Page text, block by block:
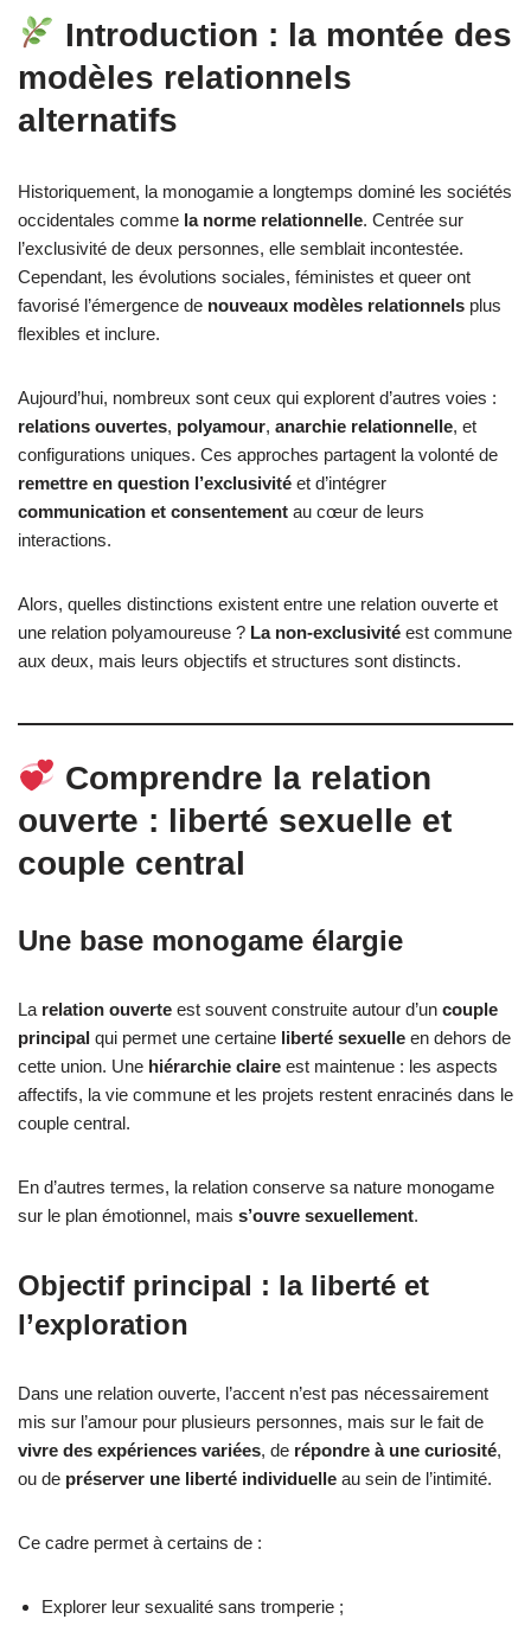
Introduction : la montée des
modèles relationnels
alternatifs
Historiquement, la monogamie a longtemps dominé les sociétés
occidentales comme la norme relationnelle. Centrée sur
l’exclusivité de deux personnes, elle semblait incontestée.
Cependant, les évolutions sociales, féministes et queer ont
favorisé l’émergence de nouveaux modèles relationnels plus
flexibles et inclure.
Aujourd’hui, nombreux sont ceux qui explorent d’autres voies :
relations ouvertes, polyamour, anarchie relationnelle, et
configurations uniques. Ces approches partagent la volonté de
remettre en question l’exclusivité et d’intégrer
communication et consentement au cœur de leurs
interactions.
Alors, quelles distinctions existent entre une relation ouverte et
une relation polyamoureuse ? La non-exclusivité est commune
aux deux, mais leurs objectifs et structures sont distincts.
Comprendre la relation
ouverte : liberté sexuelle et
couple central
Une base monogame élargie
La relation ouverte est souvent construite autour d’un couple
principal qui permet une certaine liberté sexuelle en dehors de
cette union. Une hiérarchie claire est maintenue : les aspects
affectifs, la vie commune et les projets restent enracinés dans le
couple central.
En d’autres termes, la relation conserve sa nature monogame
sur le plan émotionnel, mais s’ouvre sexuellement.
Objectif principal : la liberté et
l’exploration
Dans une relation ouverte, l’accent n’est pas nécessairement
mis sur l’amour pour plusieurs personnes, mais sur le fait de
vivre des expériences variées, de répondre à une curiosité,
ou de préserver une liberté individuelle au sein de l’intimité.
Ce cadre permet à certains de :
Explorer leur sexualité sans tromperie ;